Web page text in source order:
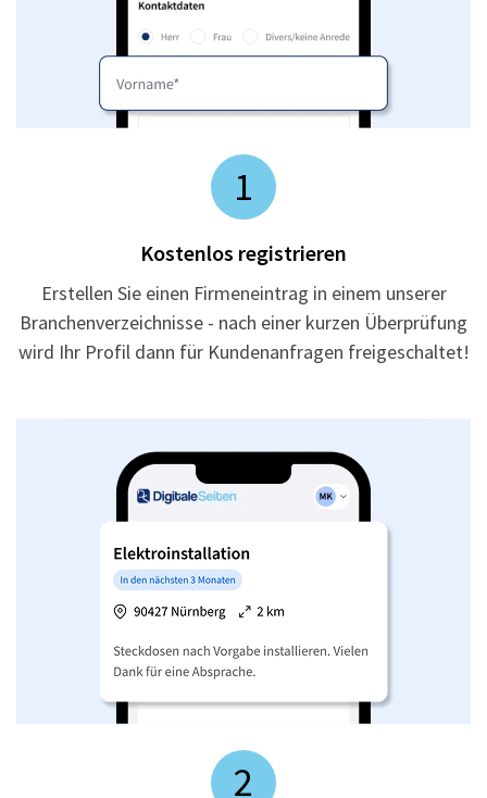
1
Kostenlos registrieren
Erstellen Sie einen Firmeneintrag in einem unserer
Branchenverzeichnisse - nach einer kurzen Überprüfung
wird Ihr Profil dann für Kundenanfragen freigeschaltet!
2